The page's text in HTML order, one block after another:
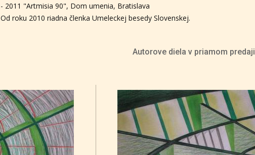
- 2011 "Artmisia 90", Dom umenia, Bratislava
Od roku 2010 riadna členka Umeleckej besedy Slovenskej.
Autorove diela v priamom predaji